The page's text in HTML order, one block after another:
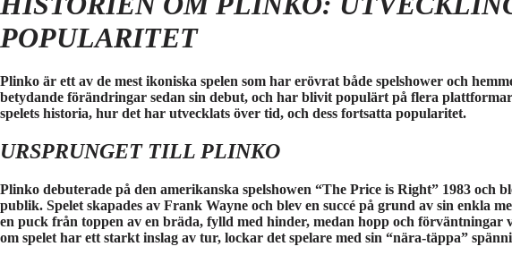
POPULARITET
Plinko är ett av de mest ikoniska spelen som har erövrat både spelshower och
betydande förändringar sedan sin debut, och har blivit populärt på flera
spelets historia, hur det har utvecklats över tid, och dess fortsatta popularitet.
URSPRUNGET TILL PLINKO
Plinko debuterade på den amerikanska spelshowen “The Price is Right” 1983 och
publik. Spelet skapades av Frank Wayne och blev en succé på grund av sin enkla
en puck från toppen av en bräda, fylld med hinder, medan hopp och förväntningar
om spelet har ett starkt inslag av tur, lockar det spelare med sin “nära-täppa”